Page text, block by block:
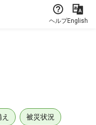
ヘルプEnglish
被災状況